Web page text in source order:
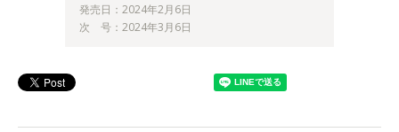
発売日：2024年2月6日
次 号：2024年3月6日